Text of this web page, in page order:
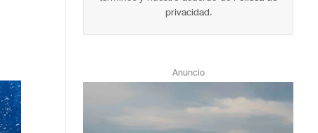
privacidad.
Anuncio